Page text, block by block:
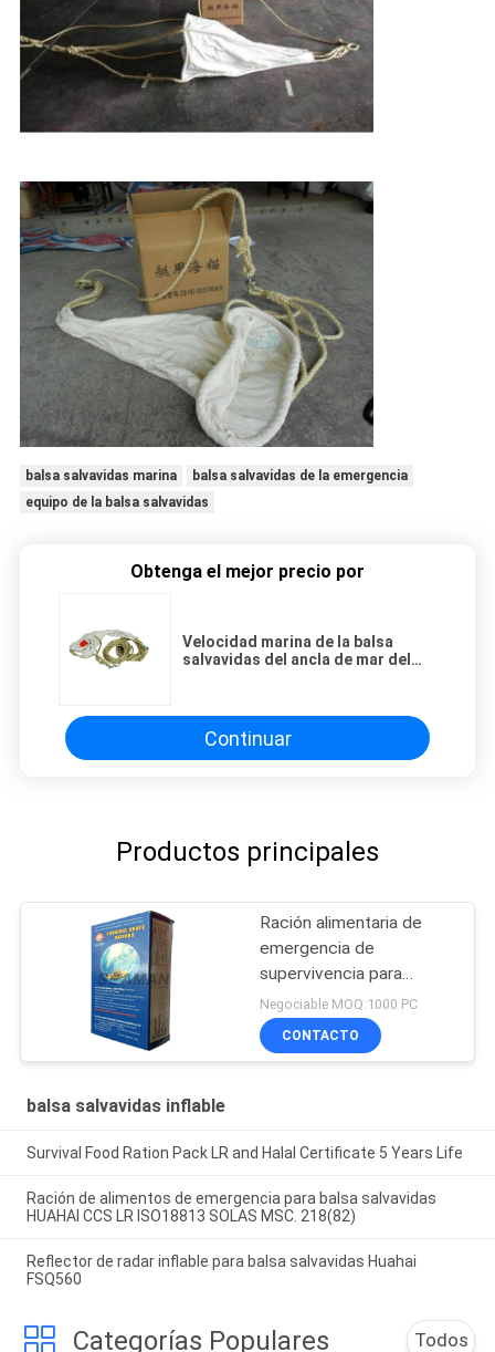
balsa salvavidas marina
balsa salvavidas de la emergencia
equipo de la balsa salvavidas
Obtenga el mejor precio por
Velocidad marina de la balsa
salvavidas del ancla de mar del
Continuar
Productos principales
Ración alimentaria de
emergencia de
supervivencia para
balsas de rescate
inflables
Negociable MOQ:1000 PC
CONTACTO
balsa salvavidas inflable
Survival Food Ration Pack LR and Halal Certificate 5 Years Life
Ración de alimentos de emergencia para balsa salvavidas
HUAHAI CCS LR ISO18813 SOLAS MSC. 218(82)
Reflector de radar inflable para balsa salvavidas Huahai
FSQ560
Categorías Populares Todos